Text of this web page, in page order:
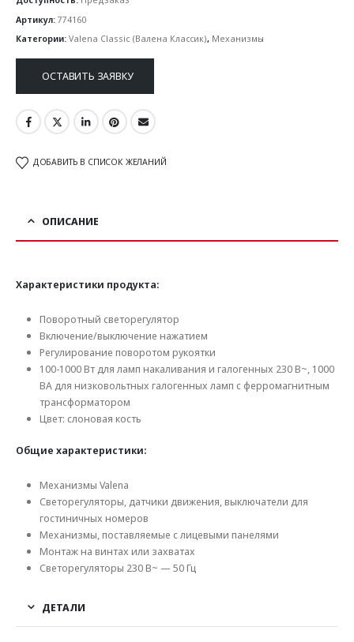
Артикул: 774160
Категории: Valena Classic (Валена Классик), Механизмы
ОСТАВИТЬ ЗАЯВКУ
ДОБАВИТЬ В СПИСОК ЖЕЛАНИЙ
ОПИСАНИЕ
Характеристики продукта:
Поворотный светорегулятор
Включение/выключение нажатием
Регулирование поворотом рукоятки
100-1000 Вт для ламп накаливания и галогенных 230 В~, 1000
ВА для низковольтных галогенных ламп с ферромагнитным
трансформатором
Цвет: слоновая кость
Общие характеристики:
Механизмы Valena
Светорегуляторы, датчики движения, выключатели для
гостиничных номеров
Механизмы, поставляемые с лицевыми панелями
Монтаж на винтах или захватах
Светорегуляторы 230 В~ — 50 Гц
ДЕТАЛИ